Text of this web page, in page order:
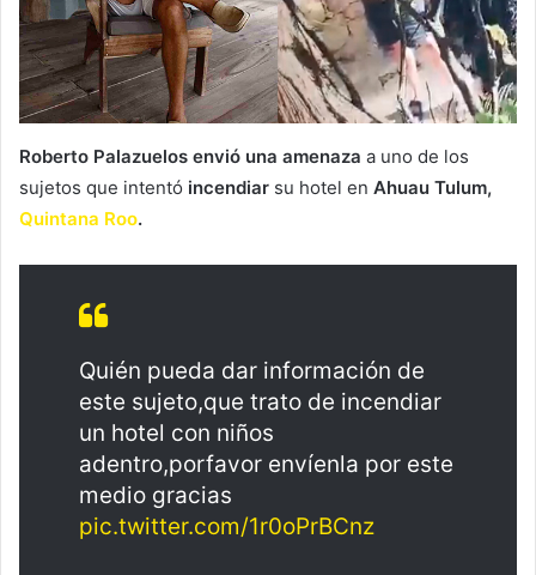
Roberto Palazuelos envió una amenaza a uno de los
sujetos que intentó incendiar su hotel en Ahuau Tulum,
Quintana Roo.
Quién pueda dar información de
este sujeto,que trato de incendiar
un hotel con niños
adentro,porfavor envíenla por este
medio gracias
pic.twitter.com/1r0oPrBCnz